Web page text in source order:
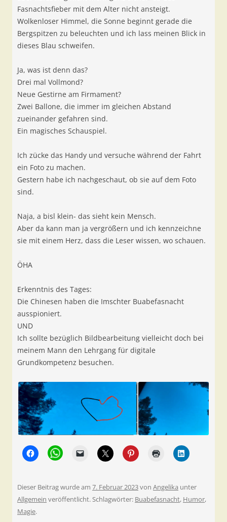
Fasnachtsfieber mit dem Alter nicht ansteigt.
Wolkenloser Himmel, die Sonne beginnt gerade die
Bergspitzen zu beleuchten und ich lass meinen Blick in
dieses Blau schweifen.
Ja, was ist denn das?
Drei mal Vollmond?
Neue Gestirne am Firmament?
Zwei Ballone, die immer im gleichen Abstand
zueinander gefahren sind.
Ein magisches Schauspiel.
Ich zücke das Handy und versuche während der Fahrt
ein Foto zu machen.
Gestern habe ich nachgeschaut, ob sie auf dem Foto
sind.
Naja, a bisl klein- das sieht kein Mensch.
Aber da kann man ja vergrößern und ich kennzeichne
sie mit einem Herz, dass die Leser wissen, wo schauen.
ÖHA
Erkenntnis des Tages:
Die Chinesen haben die Imschter Buabefasnacht
ausspioniert.
UND
Ich sollte bezüglich Bildbearbeitung vielleicht doch bei
meinem Mann den Lehrgang für digitale
Grundkompetenz besuchen.
Dieser Beitrag wurde am 7. Februar 2023von Angelika unter
Allgemein veröffentlicht. Schlagwörter: Buabefasnacht, Humor,
Magie.